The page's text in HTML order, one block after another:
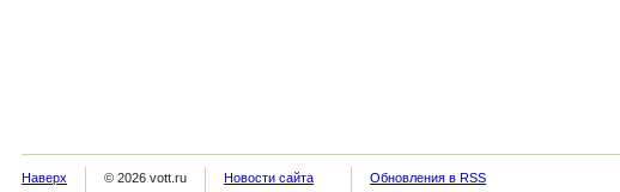
Наверх © 2026 vott.ru Новости сайта Обновления в RSS